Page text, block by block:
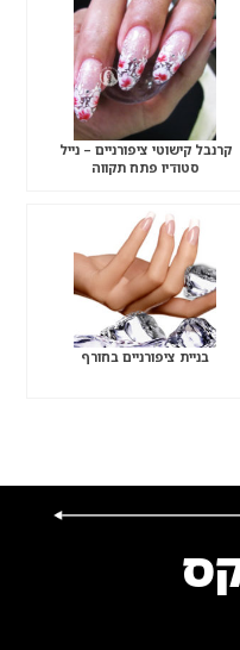
קרנבל קישוטי ציפורניים – נייל
סטודיו פתח תקווה
בניית ציפורניים בחורף